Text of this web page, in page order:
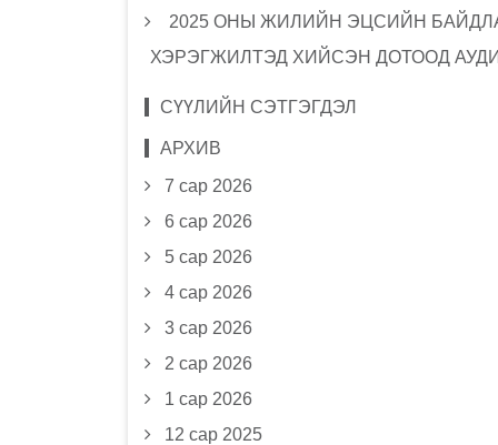
2025 ОНЫ ЖИЛИЙН ЭЦСИЙН
ХЭРЭГЖИЛТЭД ХИЙСЭН ДОТООД
СҮҮЛИЙН СЭТГЭГДЭЛ
АРХИВ
7 сар 2026
6 сар 2026
5 сар 2026
4 сар 2026
3 сар 2026
2 сар 2026
1 сар 2026
12 сар 2025